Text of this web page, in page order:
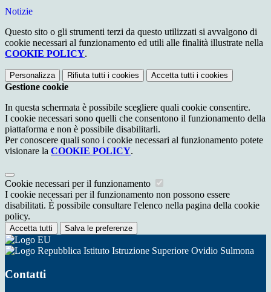
Notizie
Questo sito o gli strumenti terzi da questo utilizzati si avvalgono di
cookie necessari al funzionamento ed utili alle finalità illustrate nella
COOKIE POLICY.
Personalizza Rifiuta tutti i cookies Accetta tutti i cookies
Gestione cookie
In questa schermata è possibile scegliere quali cookie consentire.
I cookie necessari sono quelli che consentono il funzionamento della
piattaforma e non è possibile disabilitarli.
Per conoscere quali sono i cookie necessari al funzionamento potete
visionare la COOKIE POLICY.
Cookie necessari per il funzionamento
I cookie necessari per il funzionamento non possono essere
disabilitati. È possibile consultare l'elenco nella pagina della cookie
policy.
Accetta tutti Salva le preferenze
Istituto Istruzione Superiore Ovidio Sulmona
Contatti